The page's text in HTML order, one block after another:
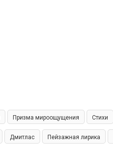
Призма мироощущения Стихи
Дмитлас Пейзажная лирика